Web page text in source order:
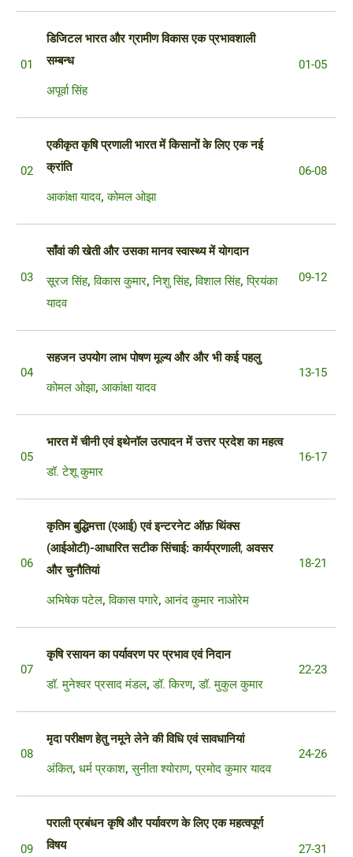
01
डिजिटल भारत और ग्रामीण विकास एक प्रभावशाली
सम्बन्ध
अपूर्वा सिंह
01-05
02
एकीकृत कृषि प्रणाली भारत में किसानों के लिए एक नई
क्रांति
आकांक्षा यादव,कोमल ओझा
06-08
03
साँवां की खेती और उसका मानव स्वास्थ्य में योगदान
सूरज सिंह, विकास कुमार, निशु सिंह, विशाल सिंह, प्रियंका
यादव
09-12
04
सहजन उपयोग लाभ पोषण मूल्य और और भी कई पहलु
कोमल ओझा, आकांक्षा यादव
13-15
05
भारत में चीनी एवं इथेनॉल उत्पादन में उत्तर प्रदेश का महत्व
डॉ. टेशू कुमार
16-17
06
कृतिम बुद्धिमत्ता (एआई) एवं इन्टरनेट ऑफ़ थिंक्स
(आईओटी)-आधारित सटीक सिंचाई: कार्यप्रणाली,अवसर
और चुनौतियां
अभिषेक पटेल,विकास पगारे,आनंद कुमार नाओरेम
18-21
07
कृषि रसायन का पर्यावरण पर प्रभाव एवं निदान
डॉ. मुनेश्वर प्रसाद मंडल,डॉ. किरण,डॉ. मुकुल कुमार
22-23
08
मृदा परीक्षण हेतु नमूने लेने की विधि एवं सावधानियां
अंकित,धर्म प्रकाश,सुनीता श्योराण,प्रमोद कुमार यादव
24-26
09
पराली प्रबंधन कृषि और पर्यावरण के लिए एक महत्वपूर्ण
विषय
27-31